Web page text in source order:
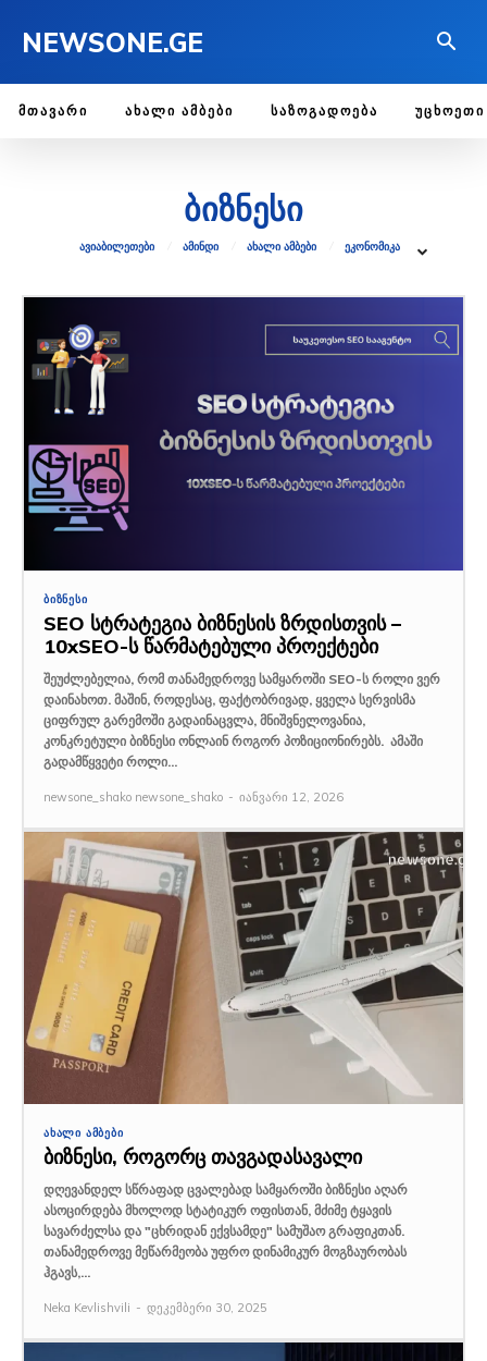
NEWSONE.GE
ᲛᲗᲐᲕᲐᲠᲘ ᲐᲮᲐᲚᲘ ᲐᲛᲑᲔᲑᲘ ᲡᲐᲖᲝᲒᲐᲓᲝᲔᲑᲐ ᲣᲪᲮᲝᲔᲗᲘ
ბიზნესი
ᲐᲕᲘᲐᲑᲘᲚᲔᲗᲔᲑᲘ ᲐᲛᲘᲜᲓᲘ ᲐᲮᲐᲚᲘ ᲐᲛᲑᲔᲑᲘ ᲔᲙᲝᲜᲝᲛᲘᲙᲐ
ᲑᲘᲖᲜᲔᲡᲘ
SEO სტრატეგია ბიზნესის ზრდისთვის –
10xSEO-ს წარმატებული პროექტები
შეუძლებელია, რომ თანამედროვე სამყაროში SEO-ს როლი ვერ
დაინახოთ. მაშინ, როდესაც, ფაქტობრივად, ყველა სერვისმა
ციფრულ გარემოში გადაინაცვლა, მნიშვნელოვანია,
კონკრეტული ბიზნესი ონლაინ როგორ პოზიციონირებს. ამაში
გადამწყვეტი როლი...
newsone_shako newsone_shako - იანვარი 12, 2026
ᲐᲮᲐᲚᲘ ᲐᲛᲑᲔᲑᲘ
ბიზნესი, როგორც თავგადასავალი
დღევანდელ სწრაფად ცვალებად სამყაროში ბიზნესი აღარ
ასოცირდება მხოლოდ სტატიკურ ოფისთან, მძიმე ტყავის
სავარძელსა და "ცხრიდან ექვსამდე" სამუშაო გრაფიკთან.
თანამედროვე მეწარმეობა უფრო დინამიკურ მოგზაურობას
ჰგავს,...
Neka Kevlishvili - დეკემბერი 30, 2025